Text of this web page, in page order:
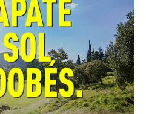
a sofocar un incendio
en calle
Yofre Sur. El fuego, que
tratan de establecer, causó
de vestir, un placard,